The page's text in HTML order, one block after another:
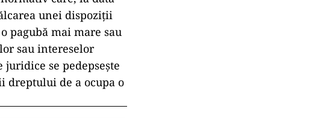
unei dispoziții
pagubă mai mare sau
sau intereselor
se pedepsește
dreptului de a ocupa o